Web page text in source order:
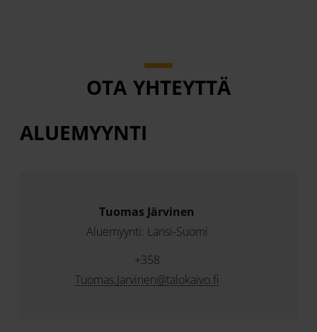
OTA YHTEYTTÄ
ALUEMYYNTI
Tuomas Järvinen
Aluemyynti: Länsi-Suomi
+358
Tuomas.Jarvinen@talokaivo.fi